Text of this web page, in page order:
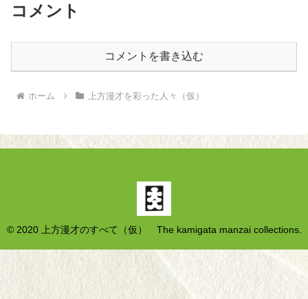
コメント
コメントを書き込む
ホーム 上方漫才を彩った人々（仮）
© 2020 上方漫才のすべて（仮） The kamigata manzai collections.